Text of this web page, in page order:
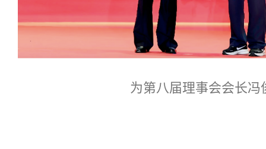
为第八届理事会会长冯